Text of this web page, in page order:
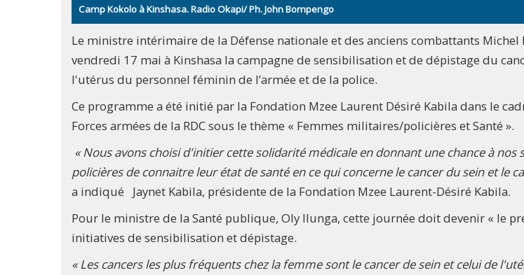
Camp Kokolo à Kinshasa. Radio Okapi/ Ph. John Bompengo
Le ministre intérimaire de la Défense nationale et des anciens combattants Michel
vendredi 17 mai à Kinshasa la campagne de sensibilisation et de dépistage du
l'utérus du personnel féminin de l’armée et de la police.
Ce programme a été initié par la Fondation Mzee Laurent Désiré Kabila dans le
Forces armées de la RDC sous le thème « Femmes militaires/policières et Santé ».
« Nous avons choisi d'initier cette solidarité médicale en donnant une chance à
policières de connaitre leur état de santé en ce qui concerne le cancer du sein et le
a indiqué Jaynet Kabila, présidente de la Fondation Mzee Laurent-Désiré Kabila.
Pour le ministre de la Santé publique, Oly Ilunga, cette journée doit devenir « le
initiatives de sensibilisation et dépistage.
« Les cancers les plus fréquents chez la femme sont le cancer de sein et celui de